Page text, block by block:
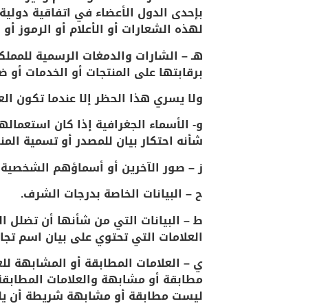
بإحدى الدول الأعضاء في اتفاقية
لهذه الشعارات أو الأعلام أو الرموز
هـ – الشارات والدمغات الرسمية
برقابتها على المنتجات أو الخدمات
ولا يسري هذا الحظر إلا عندما تكون
و- الأسماء الجغرافية إذا كان
شأنه احتكار بيان للمصدر أو تسمية
ز – صور الآخرين أو أسماؤهم
ح – البيانات الخاصة بدرجات الشرف.
ط – البيانات التي من شأنها أن تضلل
العلامات التي تحتوي على بيان اسم
ي – العلامات المطابقة أو
مطابقة أو مشابهة والعلامات
ليست مطابقة أو مشابهة شريطة أن